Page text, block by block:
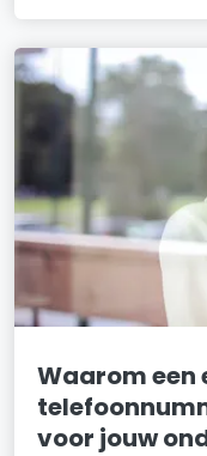
Waarom een
voor jouw